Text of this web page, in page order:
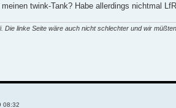
twink-Tank? Habe allerdings nichtmal
Die linke Seite wäre auch nicht schlechter und wir
08:32